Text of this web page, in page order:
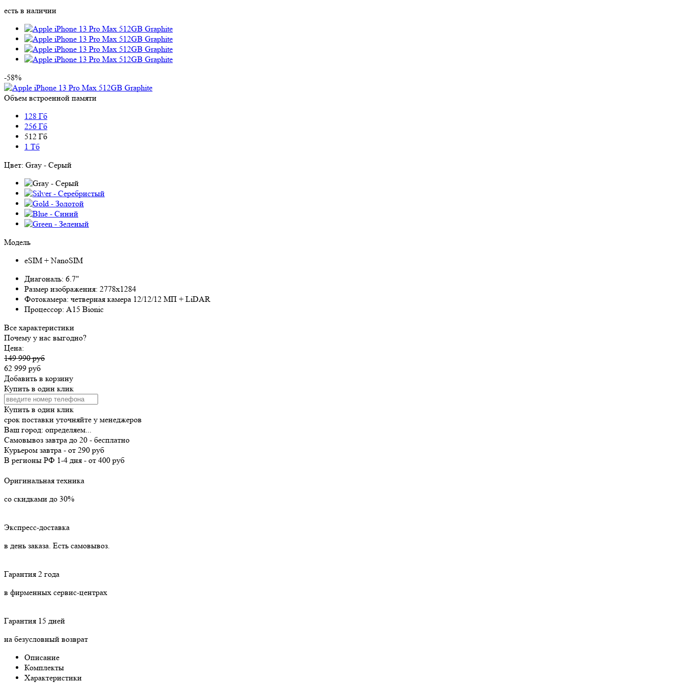
есть в наличии
-58%
Объем встроенной памяти
128 Гб
256 Гб
512 Гб
1 Тб
Цвет: Gray - Серый
Модель
eSIM + NanoSIM
Диагональ: 6.7"
Размер изображения: 2778x1284
Фотокамера: четверная камера 12/12/12 МП + LiDAR
Процессор: A15 Bionic
Все характеристики
Почему у нас выгодно?
Цена:
149 990 руб
62 999 руб
Добавить в корзину
Купить в один клик
Купить в один клик
срок поставки уточняйте у менеджеров
Ваш город: определяем...
Самовывоз завтра до 20 - бесплатно
Курьером завтра - от 290 руб
В регионы РФ 1-4 дня - от 400 руб
Оригинальная техника
со скидками до 30%
Экспресс-доставка
в день заказа. Есть самовывоз.
Гарантия 2 года
в фирменных сервис-центрах
Гарантия 15 дней
на безусловный возврат
Описание
Комплекты
Характеристики